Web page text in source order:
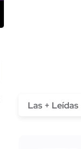
Las + Leídas